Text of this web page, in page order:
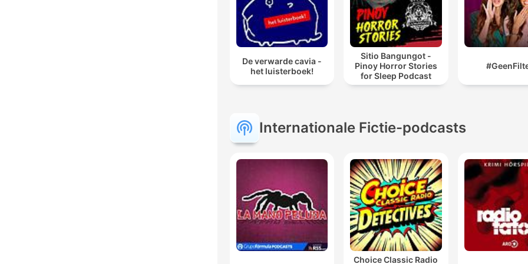
De verwarde cavia -
het luisterboek!
Sitio Bangungot -
Pinoy Horror Stories
for Sleep Podcast
Internationale Fictie-podcasts
Choice Classic Radio